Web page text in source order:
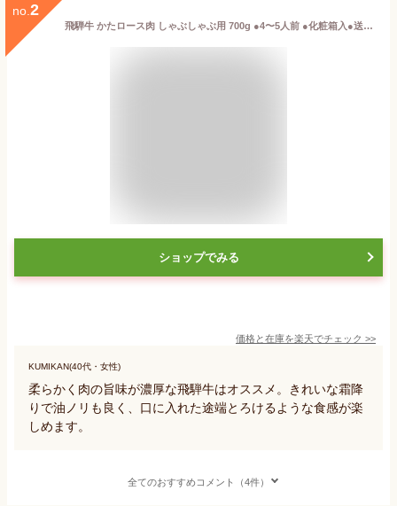
no. 2
飛騨牛 かたロース肉 しゃぶしゃぶ用 700g ●4〜5人前 ●化粧箱入●送料無料●A4A5等級 しゃぶしゃぶ ギフト お肉 肉 ギフト 内祝 お礼 お祝い 内祝い 誕生日 プレゼント 牛肉 霜降り 風呂敷 鍋 食べ物 お取り寄せグルメ PG
ショップでみる
価格と在庫を楽天でチェック >>
KUMIKAN(40代・女性)
柔らかく肉の旨味が濃厚な飛騨牛はオススメ。きれいな霜降
りで油ノリも良く、口に入れた途端とろけるような食感が楽
しめます。
全てのおすすめコメント（4件）